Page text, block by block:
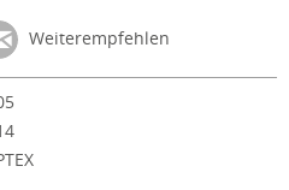
Weiterempfehlen